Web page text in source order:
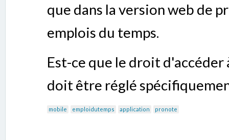
que dans la version web de
emplois du temps.
Est-ce que le droit
doit être réglé
mobile emploidutemps application pronote